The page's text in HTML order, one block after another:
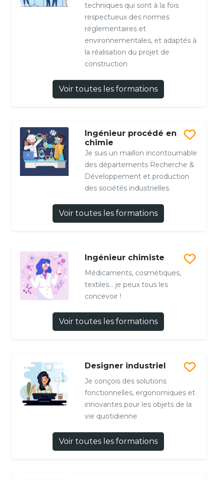
techniques qui sont à la fois
respectueux des normes
réglementaires et
environnementales, et adaptés à
la réalisation du projet de
construction
Voir toutes les formations
Ingénieur procédé en
chimie
Je suis un maillon incontournable
des départements Recherche &
Développement et production
des sociétés industrielles.
Voir toutes les formations
Ingénieur chimiste
Médicaments, cosmétiques,
textiles… je peux tous les
concevoir !
Voir toutes les formations
Designer industriel
Je conçois des solutions
fonctionnelles, ergonomiques et
innovantes pour les objets de la
vie quotidienne
Voir toutes les formations